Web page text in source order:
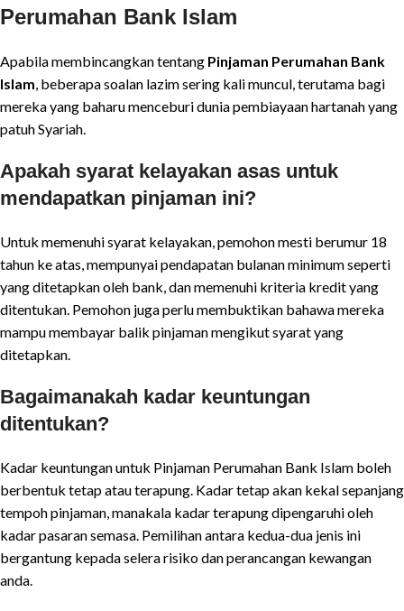
Perumahan Bank Islam
Apabila membincangkan tentang Pinjaman Perumahan Bank
Islam , beberapa soalan lazim sering kali muncul, terutama bagi
mereka yang baharu menceburi dunia pembiayaan hartanah yang
patuh Syariah.
Apakah syarat kelayakan asas untuk
mendapatkan pinjaman ini?
Untuk memenuhi syarat kelayakan, pemohon mesti berumur 18
tahun ke atas, mempunyai pendapatan bulanan minimum seperti
yang ditetapkan oleh bank, dan memenuhi kriteria kredit yang
ditentukan. Pemohon juga perlu membuktikan bahawa mereka
mampu membayar balik pinjaman mengikut syarat yang
ditetapkan.
Bagaimanakah kadar keuntungan
ditentukan?
Kadar keuntungan untuk Pinjaman Perumahan Bank Islam boleh
berbentuk tetap atau terapung. Kadar tetap akan kekal sepanjang
tempoh pinjaman, manakala kadar terapung dipengaruhi oleh
kadar pasaran semasa. Pemilihan antara kedua-dua jenis ini
bergantung kepada selera risiko dan perancangan kewangan
anda.